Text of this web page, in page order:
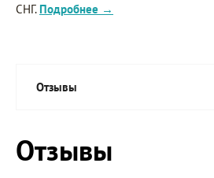
СНГ. Подробнее →
Отзывы
Отзывы